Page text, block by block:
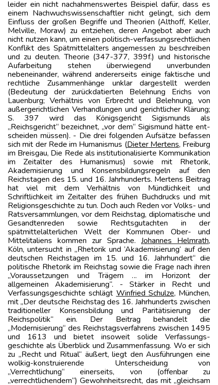
leider ein nicht nachahmenswertes Beispiel dafür, dass es
einem Nachwuchswissenschaftler nicht gelingt, sich dem
Einfluss der großen Begriffe und Theorien (Althoff, Keller,
Melville, Moraw) zu entziehen, deren Angebot aber auch
nicht nutzen kann, um einen politisch-verfassungsrechtlichen
Konflikt des Spät­mittelalters angemessen zu beschreiben
und zu deuten. Theorie (347-377, 399f.) und historische
Aufarbeitung stehen überwiegend unverbunden
nebeneinander, während anderer­seits einige faktische und
rechtliche Zusammenhänge unklar dargestellt werden
(Bedeutung der zurückdatierten Belehnung Erichs von
Lauenburg; Verhältnis von Erbrecht und Belehnung, von
außergerichtlichen Verhandlungen und gerichtlicher Klärung;
S. 397 wird das Königsgericht Sigismunds als
„Reichsgericht“ bezeichnet, „vor dem“ Sigismund hätte ent­
scheiden müssen). - Die drei folgenden Aufsätze befassen
sich mit der Rede im Humanismus (DieterMertens, Freiburg
im Breisgau, Die Rede als institutionalisierte Kommunikation
im Zeitalter des Humanismus) sowie mit Rhetorik,
Akademisierung und Konsensbildungs­regeln auf den
Reichstagen des 15. und 16. Jahrhunderts. Mertens Beitrag
hat viel mit dem Verhältnis von Mündlichkeit und
Schriftlichkeit im Zeitalter des frühen Buchdrucks und mit
Religionsgeschichte zu tun. Doch auch Reden vor Volks- und
Ratsversammlungen, vor dem Reichstag, diplomatische und
Gesandtenreden sowie Rechtsgutachten in der
spätmittelalter­lichen Welt der Kommunen Ober- und
Mittelitaliens kommen zur Sprache. Johannes Helmrath,
Köln, untersucht in „Rhetorik und ’Akademisierung‘ auf den
deutschen Reichstagen im 15. und 16. Jahrhundert“ die
politische Rhetorik im Reichstag sowie die Frage nach ihren
„Voraussetzungen und Trägern ... im Horizont der
allgemeinen Akademisierung“. - Stärker in Recht und
Verfassungsgeschichte schlägt Winfried Schulze, München,
mit „Der deutsche Reichstag des 16. Jahrhunderts zwischen
traditioneller Konsensbildung und Paritätisierung der
Reichspolitik“ ein. Der Beitrag behandelt die
„Modernisierung“ des Reichstagsverfahrens zwischen 1495
und 1613 und bietet insoweit solide Verfassungs­
geschichte als Überblick und Zusammenfassung. Wo er sich
zu „Recht und Ritual“ äußert, liegt den Ausführungen eine
wolkig-konstruierende Unterscheidung von
„Verrechtlichung“ einerseits, von (offenbar zu
„verrechtlichendem“) Gewohnheitsrecht, das mit „gleichsam